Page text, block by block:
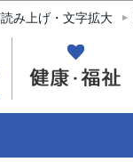
み上げ・文字拡大